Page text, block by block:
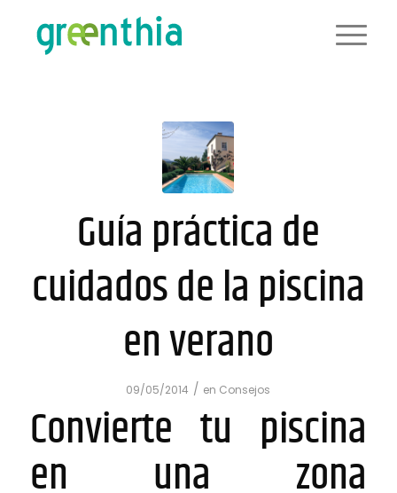
Guía práctica de
cuidados de la piscina
en verano
09/05/2014 / en Consejos
Convierte tu piscina
en una zona